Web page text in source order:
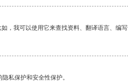
，我可以使用它来查找资料、翻译语言、编写
私保护和安全性保护。